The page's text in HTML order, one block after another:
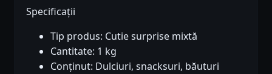
Specificații
Tip produs: Cutie surprise mixtă
Cantitate: 1 kg
Conținut: Dulciuri, snacksuri, băuturi